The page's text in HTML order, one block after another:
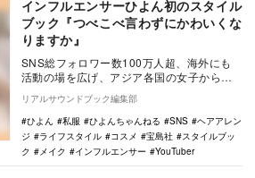
インフルエンサーひよん初のスタイル
ブック『つべこべ言わずにかわいくな
りますか』
SNS総フォロワー数100万人超、海外にも
活動の場を広げ、アジア各国の女子から絶
大な人気を集めるインフルエンサー・ひよ
んの初スタ…
リアルサウンドブック編集部
ひよん
私服 ひよんちゃんねる SNS
ヘアアレン
ジ
ライフスタイル コスメ 宝島社
スタイルブッ
ク
メイク インフルエンサー YouTuber